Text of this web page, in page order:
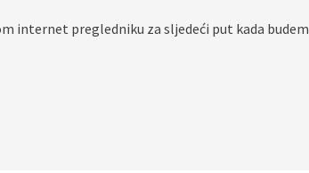
internet pregledniku za sljedeći put kada budem